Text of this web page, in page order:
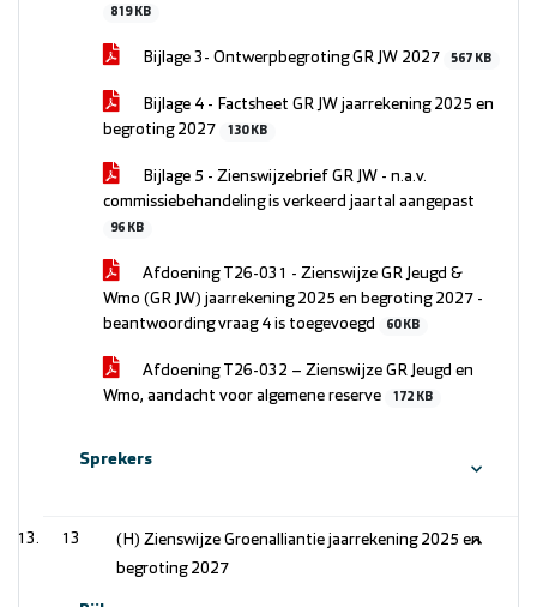
819 KB
Bijlage 3- Ontwerpbegroting GR JW 2027 567 KB
Bijlage 4 - Factsheet GR JW jaarrekening 2025 en
begroting 2027
130 KB
Bijlage 5 - Zienswijzebrief GR JW - n.a.v.
commissiebehandeling is verkeerd jaartal aangepast
96 KB
Afdoening T26-031 - Zienswijze GR Jeugd &
Wmo (GR JW) jaarrekening 2025 en begroting 2027 -
beantwoording vraag 4 is toegevoegd
60 KB
Afdoening T26-032 – Zienswijze GR Jeugd en
Wmo, aandacht voor algemene reserve
172 KB
Sprekers
13
(H) Zienswijze Groenalliantie jaarrekening 2025 en
begroting 2027